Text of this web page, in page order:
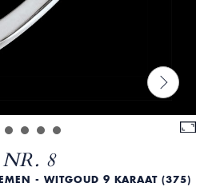
8
- WITGOUD 9 KARAAT (375)